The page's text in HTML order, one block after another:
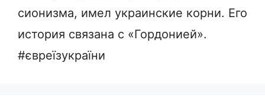
сионизма, имел украинские корни. Его
история связана с «Гордонией».
#євреїзукраїни